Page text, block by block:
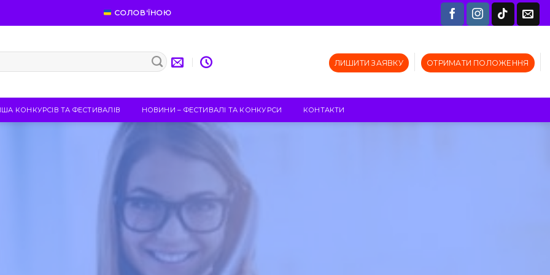
СОЛОВ'ЇНОЮ
ЛИШИТИ ЗАЯВКУ ОТРИМАТИ ПОЛОЖЕННЯ
КОНКУРСІВ ТА ФЕСТИВАЛІВ НОВИНИ – ФЕСТИВАЛІ ТА КОНКУРСИ КОНТАКТИ